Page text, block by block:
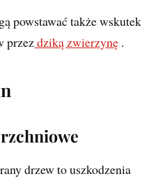
powstawać także wskutek
przezdziką zwierzynę .
drzew to uszkodzenia